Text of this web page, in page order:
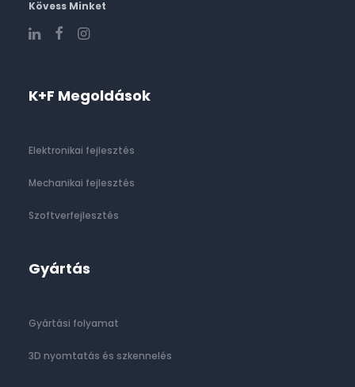
Kövess Minket
K+F Megoldások
Elektronikai fejlesztés
Mechanikai fejlesztés
Szoftverfejlesztés
Gyártás
Gyártási folyamat
3D nyomtatás és szkennelés